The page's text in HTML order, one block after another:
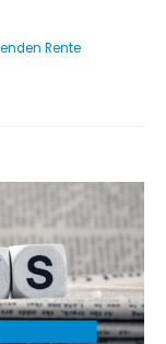
Rente